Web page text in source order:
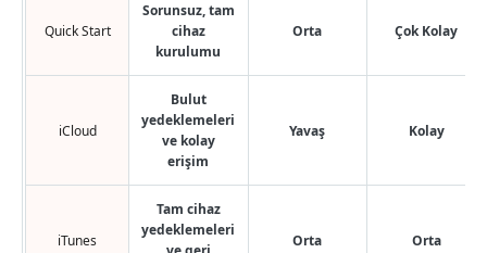
Quick Start
Sorunsuz, tam
cihaz
kurulumu
Orta Çok Kolay
iCloud
Bulut
yedeklemeleri
ve kolay
erişim
Yavaş Kolay
iTunes
Tam cihaz
yedeklemeleri
Orta Orta